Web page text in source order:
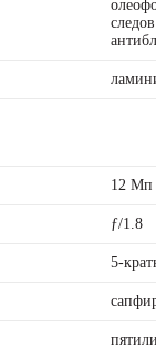
12 Мп
ƒ/1.8
5-